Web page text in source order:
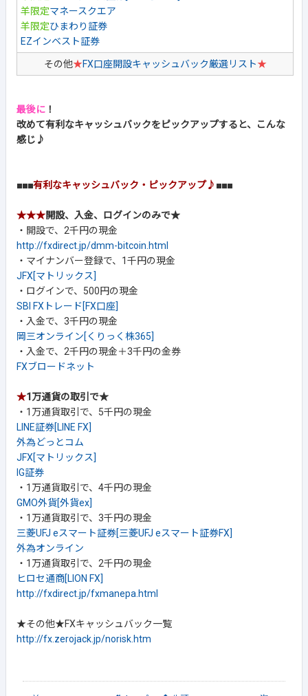
羊限定マネースクエア
羊限定ひまわり証券
EZインベスト証券
その他★FX口座開設キャッシュバック厳選リスト★
最後に ！
改めて有利なキャッシュバックをピックアップすると、こんな
感じ♪
■■■有利なキャッシュバック・ピックアップ♪ ■■■
★★★開設、入金、ログインのみで★
・開設で、2千円の現金
http://fxdirect.jp/dmm-bitcoin.html
・マイナンバー登録で、1千円の現金
JFX[マトリックス]
・ログインで、500円の現金
SBI FXトレード[FX口座]
・入金で、3千円の現金
岡三オンライン[くりっく株365]
・入金で、2千円の現金＋3千円の金券
FXブロードネット
★1万通貨の取引で★
・1万通貨取引で、5千円の現金
LINE証券[LINE FX]
外為どっとコム
JFX[マトリックス]
IG証券
・1万通貨取引で、4千円の現金
GMO外貨[外貨ex]
・1万通貨取引で、3千円の現金
三菱UFJ eスマート証券[三菱UFJ eスマート証券FX]
外為オンライン
・1万通貨取引で、2千円の現金
ヒロセ通商[LION FX]
http://fxdirect.jp/fxmanepa.html
★その他★FXキャッシュバック一覧
http://fx.zerojack.jp/norisk.htm